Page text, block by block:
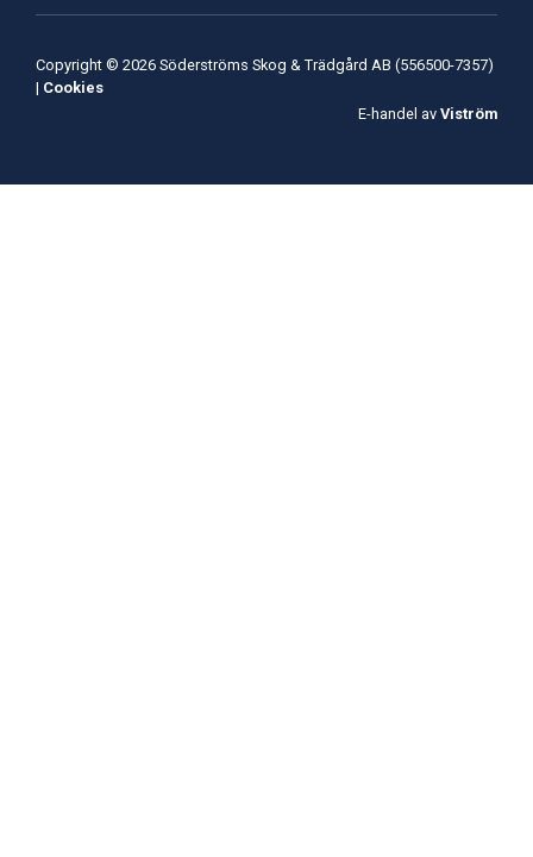
Copyright © 2026 Söderströms Skog & Trädgård AB (556500-7357)
| Cookies
E-handel av Viström